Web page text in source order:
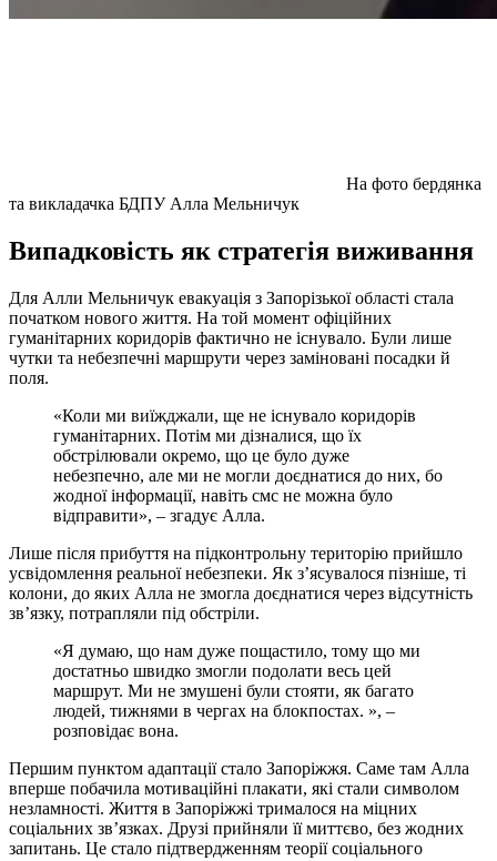
На фото бердянка
та викладачка БДПУ Алла Мельничук
Випадковість як стратегія виживання
Для Алли Мельничук евакуація з Запорізької області стала
початком нового життя. На той момент офіційних
гуманітарних коридорів фактично не існувало. Були лише
чутки та небезпечні маршрути через заміновані посадки й
поля.
«Коли ми виїжджали, ще не існувало коридорів
гуманітарних. Потім ми дізналися, що їх
обстрілювали окремо, що це було дуже
небезпечно, але ми не могли доєднатися до них, бо
жодної інформації, навіть смс не можна було
відправити», – згадує Алла.
Лише після прибуття на підконтрольну територію прийшло
усвідомлення реальної небезпеки. Як з’ясувалося пізніше, ті
колони, до яких Алла не змогла доєднатися через відсутність
зв’язку, потрапляли під обстріли.
«Я думаю, що нам дуже пощастило, тому що ми
достатньо швидко змогли подолати весь цей
маршрут. Ми не змушені були стояти, як багато
людей, тижнями в чергах на блокпостах. », –
розповідає вона.
Першим пунктом адаптації стало Запоріжжя. Саме там Алла
вперше побачила мотиваційні плакати, які стали символом
незламності. Життя в Запоріжжі трималося на міцних
соціальних зв’язках. Друзі прийняли її миттєво, без жодних
запитань. Це стало підтвердженням теорії соціального